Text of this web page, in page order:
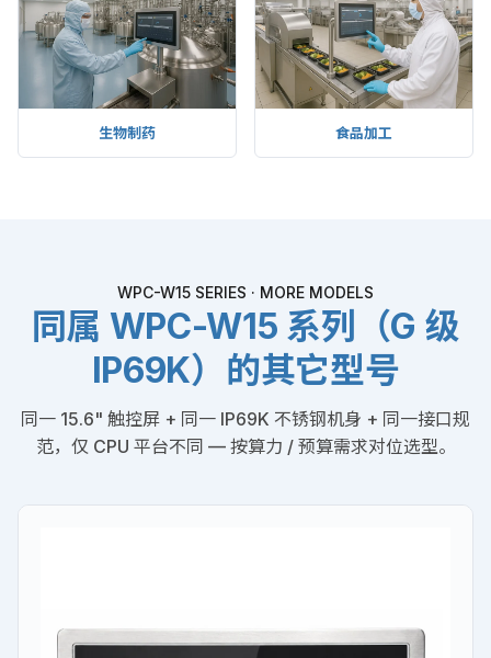
生物制药 食品加工
WPC-W15 SERIES · MORE MODELS
同属 WPC-W15 系列（G 级
IP69K）的其它型号
同一 15.6" 触控屏 + 同一 IP69K 不锈钢机身 + 同一接口规
范，仅 CPU 平台不同 — 按算力 / 预算需求对位选型。